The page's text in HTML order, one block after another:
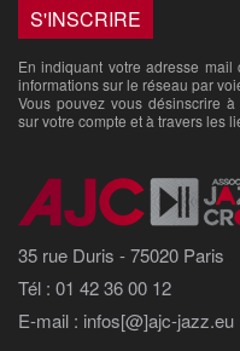
En indiquant votre adresse
informations sur le réseau par
Vous pouvez vous désinscrire
sur votre compte et à travers les
35 rue Duris - 75020 Paris
Tél : 01 42 36 00 12
E-mail : infos[@]ajc-jazz.eu